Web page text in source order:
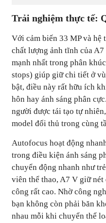
Trải nghiệm thực tế:
Với cảm biến 33 MP và
chất lượng ảnh tĩnh của
mạnh nhất trong phân
stops) giúp giữ chi tiết ở
bật, điều này rất hữu ích
hôn hay ánh sáng phân
người được tái tạo tự
model đối thủ trong cùng
Autofocus hoạt động
trong điều kiện ánh sáng
chuyển động nhanh như
viên thể thao, A7 V giữ
công rất cao. Nhờ công
bạn không còn phải băn
nhau mỗi khi chuyển thể